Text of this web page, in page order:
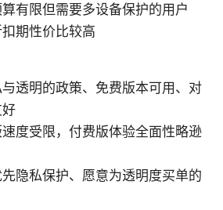
有限但需要多设备保护的用户
期性价比较高
透明的政策、免费版本可用、对
度受限，付费版体验全面性略逊
隐私保护、愿意为透明度买单的